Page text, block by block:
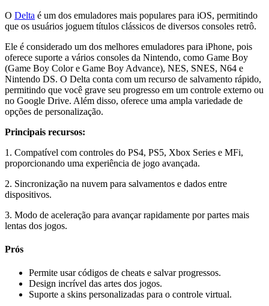
O Delta é um dos emuladores mais populares para iOS, permitindo
que os usuários joguem títulos clássicos de diversos consoles retrô.
Ele é considerado um dos melhores emuladores para iPhone, pois
oferece suporte a vários consoles da Nintendo, como Game Boy
(Game Boy Color e Game Boy Advance), NES, SNES, N64 e
Nintendo DS. O Delta conta com um recurso de salvamento rápido,
permitindo que você grave seu progresso em um controle externo ou
no Google Drive. Além disso, oferece uma ampla variedade de
opções de personalização.
Principais recursos:
1. Compatível com controles do PS4, PS5, Xbox Series e MFi,
proporcionando uma experiência de jogo avançada.
2. Sincronização na nuvem para salvamentos e dados entre
dispositivos.
3. Modo de aceleração para avançar rapidamente por partes mais
lentas dos jogos.
Prós
Permite usar códigos de cheats e salvar progressos.
Design incrível das artes dos jogos.
Suporte a skins personalizadas para o controle virtual.